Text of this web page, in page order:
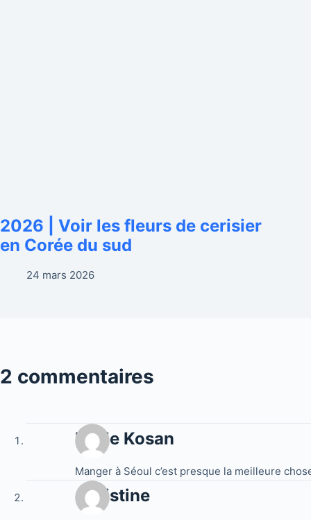
2026 | Voir les fleurs de cerisier
en Corée du sud
24 mars 2026
2 commentaires
Melle Kosan
Manger à Séoul c’est presque la meilleure
Christine